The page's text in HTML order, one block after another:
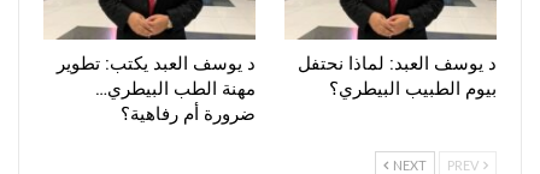
د يوسف العبد: لماذا نحتفل
بيوم الطبيب البيطري؟
د يوسف العبد يكتب: تطوير
مهنة الطب البيطري…
ضرورة أم رفاهية؟
NEXT